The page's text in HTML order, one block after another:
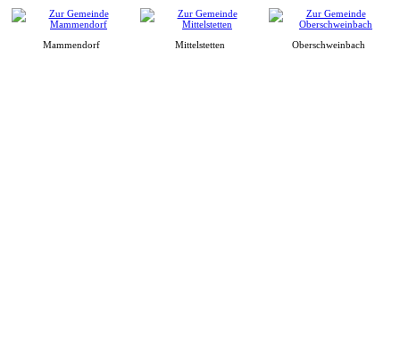
Mammendorf Mittelstetten Oberschweinbach